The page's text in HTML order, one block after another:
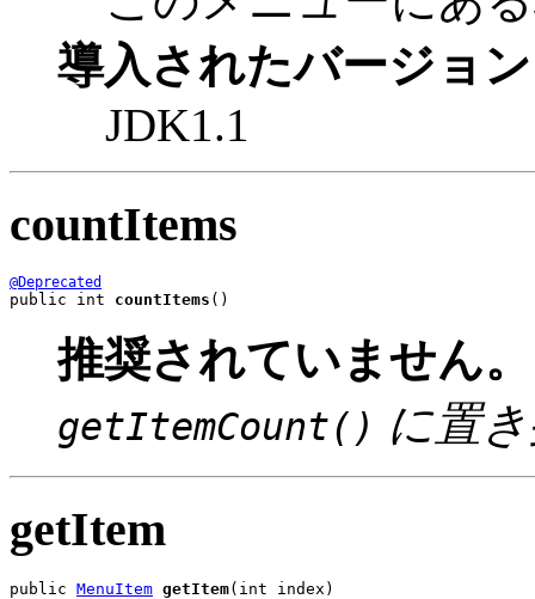
導入されたバージョ
JDK1.1
countItems
@Deprecated
public int countItems ()
推奨されていません。
getItemCount() に置
getItem
public MenuItem getItem(int index)